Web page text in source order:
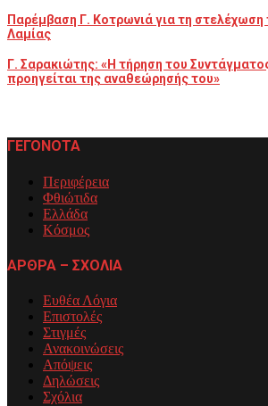
Παρέμβαση Γ. Κοτρωνιά για τη στελέχωση
Λαμίας
Γ. Σαρακιώτης: «Η τήρηση του
προηγείται της αναθεώρησής του»
ΓΕΓΟΝΟΤΑ
Περιφέρεια
Φθιώτιδα
Ελλάδα
Κόσμος
ΑΡΘΡΑ – ΣΧΟΛΙΑ
Ευθέα Λόγια
Επιστολές
Στιγμές
Ανακοινώσεις
Απόψεις
Δηλώσεις
Σχόλια